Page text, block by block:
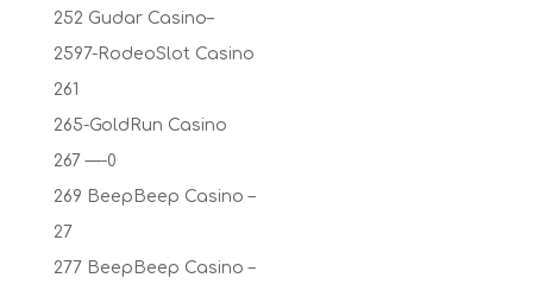
252 Gudar Casino–
2597-RodeoSlot Casino
261
265-GoldRun Casino
267 —-0
269 BeepBeep Casino –
27
277 BeepBeep Casino –